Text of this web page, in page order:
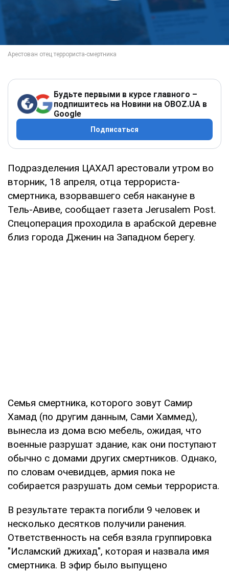
Будьте первыми в курсе главного –
подпишитесь на Новини на OBOZ.UA в
Google
Подписаться
Подразделения ЦАХАЛ арестовали утром во
вторник, 18 апреля, отца террориста-
смертника, взорвавшего себя накануне в
Тель-Авиве, сообщает газета Jerusalem Post.
Спецоперация проходила в арабской деревне
близ города Дженин на Западном берегу.
Семья смертника, которого зовут Самир
Хамад (по другим данным, Сами Хаммед),
вынесла из дома всю мебель, ожидая, что
военные разрушат здание, как они поступают
обычно с домами других смертников. Однако,
по словам очевидцев, армия пока не
собирается разрушать дом семьи террориста.
В результате теракта погибли 9 человек и
несколько десятков получили ранения.
Ответственность на себя взяла группировка
"Исламский джихад", которая и назвала имя
смертника. В эфир было выпущено